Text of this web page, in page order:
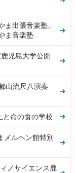
出張音楽塾、
ま音楽塾
児島大学公開
山流尺八演奏
命の食の学校
メルヘン館特別
ノサイエンス鹿